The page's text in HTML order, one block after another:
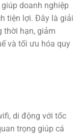
giúp doanh nghiệp
tiện lợi. Đây là giải
thời hạn, giảm
và tối ưu hóa quy
di động với tốc
trọng giúp cá